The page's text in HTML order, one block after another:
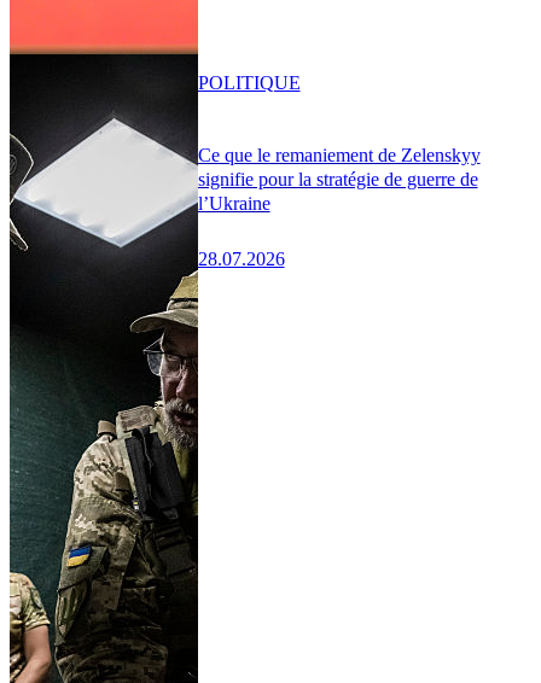
Ce que le remaniement de Zelenskyy
signifie pour la stratégie de guerre de
l’Ukraine
28.07.2026
POLITIQUE